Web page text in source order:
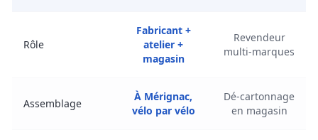
Rôle
Fabricant +
atelier +
magasin
Revendeur
multi-marques
Assemblage
À Mérignac,
vélo par vélo
Dé-cartonnage
en magasin